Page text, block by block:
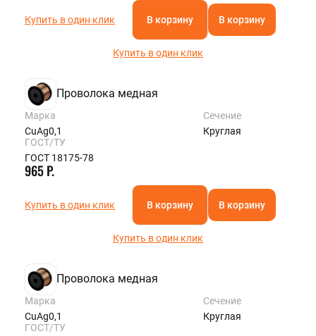
Купить в один клик В корзину В корзину
Купить в один клик
Проволока медная
Марка
CuAg0,1
Сечение
Круглая
ГОСТ/ТУ
ГОСТ 18175-78
965 Р.
Купить в один клик В корзину В корзину
Купить в один клик
Проволока медная
Марка
CuAg0,1
Сечение
Круглая
ГОСТ/ТУ